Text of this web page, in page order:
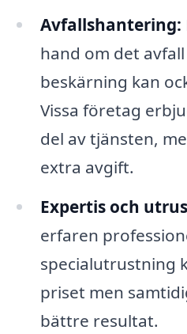
Avfallshantering:
hand om det
beskärning kan
Vissa företag
del av tjänsten,
extra avgift.
Expertis och
erfaren
specialutrustning
priset men
bättre resultat.